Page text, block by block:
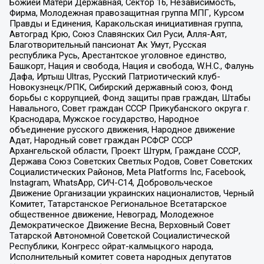
Божией Матери Державная, Сектор 16, Независимость,
Фирма, Молодежная правозащитная группа МПГ, Курсом
Правды и Единения, Каракольская инициативная группа,
Автоград Крю, Союз Славянских Сил Руси, Алля-Аят,
Благотворительный пансионат Ак Умут, Русская
республика Русь, Арестантское уголовное единство,
Башкорт, Нация и свобода, Нация и свобода, W.H.С., Фалунь
Дафа, Иртыш Ultras, Русский Патриотический клуб-
Новокузнецк/РПК, Сибирский державный союз, Фонд
борьбы с коррупцией, Фонд защиты прав граждан, Штабы
Навального, Совет граждан СССР Прикубанского округа г.
Краснодара, Мужское государство, Народное
объединение русского движения, Народное движение
Адат, Народный совет граждан РСФСР СССР
Архангельской области, Проект Штурм, Граждане СССР,
Держава Союз Советских Светлых Родов, Совет Советских
Социалистических Районов, Meta Platforms Inc, Facebook,
Instagram, WhatsApp, СИЧ-С14, Добровольческое
Движение Организации украинских националистов, Черный
Комитет, Татарстанское Региональное Всетатарское
общественное движение, Невоград, Молодежное
Демократическое Движение Весна, Верховный Совет
Татарской Автономной Советской Социалистической
Республики, Конгресс ойрат-калмыцкого народа,
Исполнительный комитет совета народных депутатов